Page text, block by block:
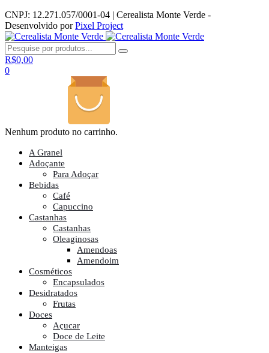
CNPJ: 12.271.057/0001-04 | Cerealista Monte Verde -
Desenvolvido porPixel Project
R$0,00
0
Nenhum produto no carrinho.
A Granel
Adoçante
Para Adoçar
Bebidas
Café
Capuccino
Castanhas
Castanhas
Oleaginosas
Amendoas
Amendoim
Cosméticos
Encapsulados
Desidratados
Frutas
Doces
Açucar
Doce de Leite
Manteigas